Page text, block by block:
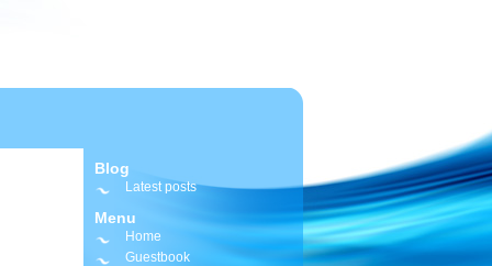
Blog
Latest posts
Menu
Home
Guestbook